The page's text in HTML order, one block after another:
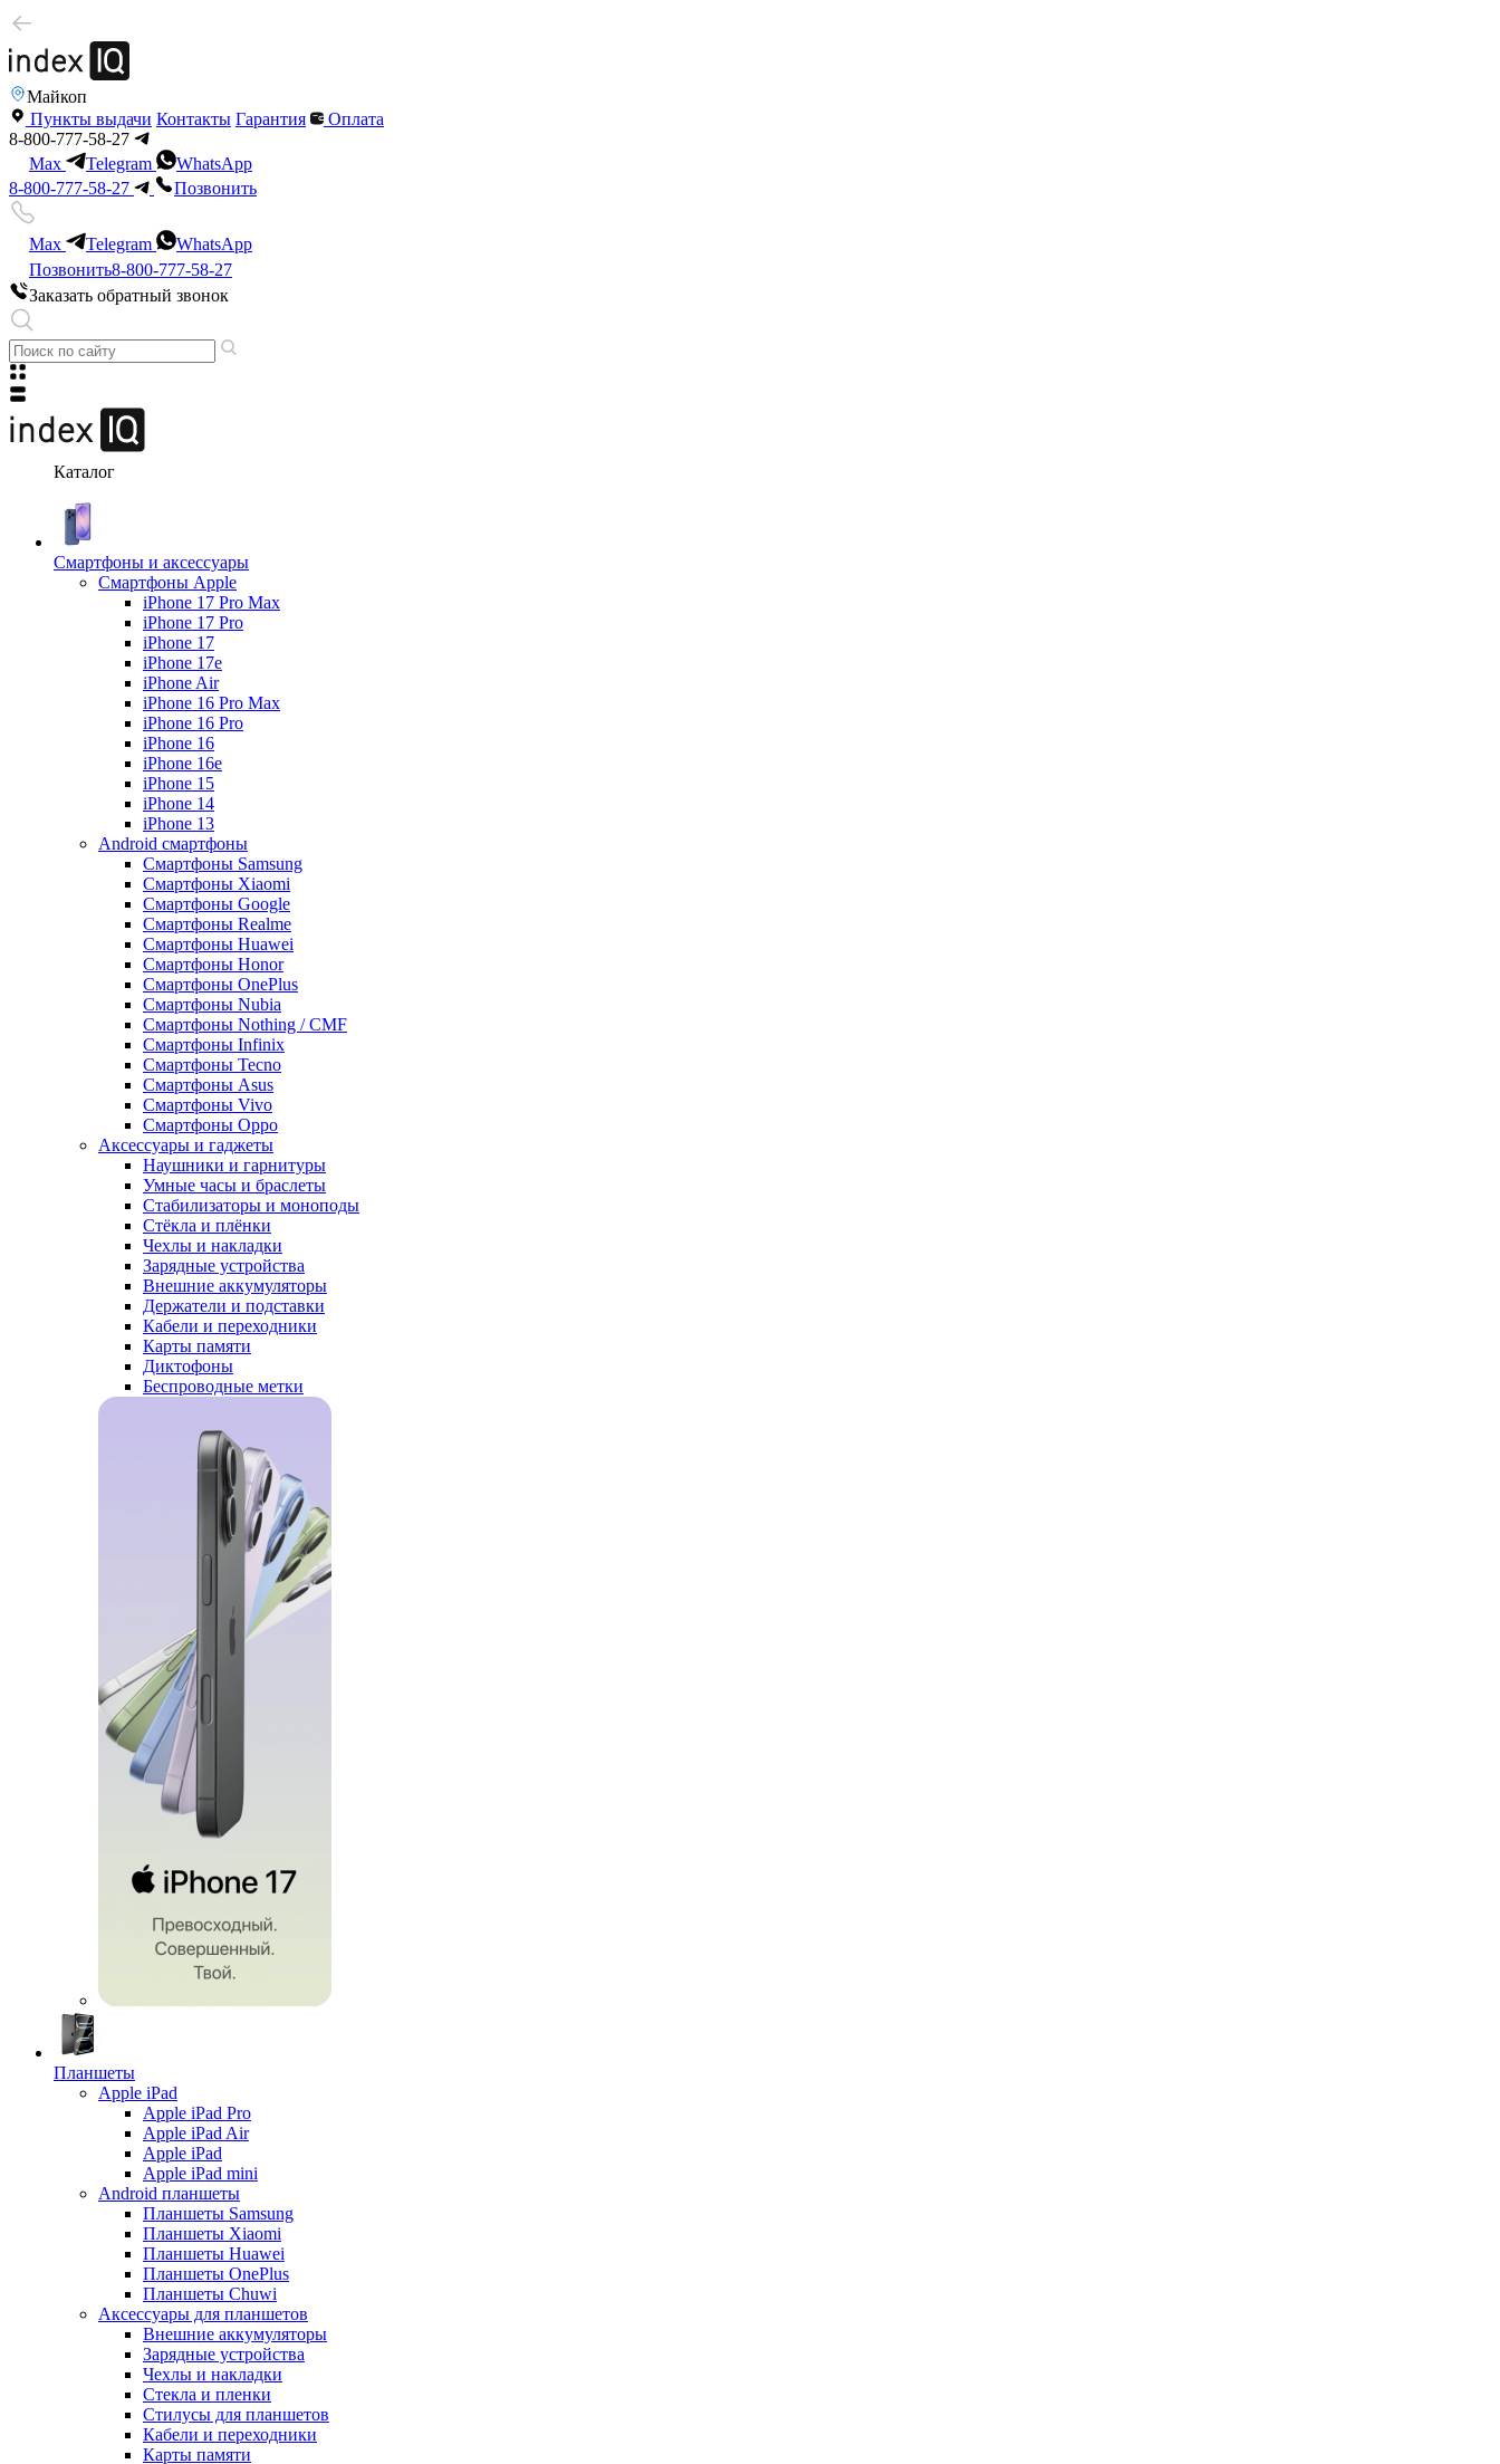
Майкоп
Пункты выдачи Контакты Гарантия
Оплата
8-800-777-58-27
Max
Telegram
WhatsApp
8-800-777-58-27
Позвонить
Max Telegram
WhatsApp
Позвонить8-800-777-58-27
Заказать обратный звонок
Каталог
Смартфоны и аксессуары
Смартфоны Apple
iPhone 17 Pro Max
iPhone 17 Pro
iPhone 17
iPhone 17e
iPhone Air
iPhone 16 Pro Max
iPhone 16 Pro
iPhone 16
iPhone 16e
iPhone 15
iPhone 14
iPhone 13
Android cмартфоны
Смартфоны Samsung
Смартфоны Xiaomi
Смартфоны Google
Смартфоны Realme
Смартфоны Huawei
Смартфоны Honor
Смартфоны OnePlus
Смартфоны Nubia
Смартфоны Nothing / CMF
Смартфоны Infinix
Смартфоны Tecno
Смартфоны Asus
Смартфоны Vivo
Смартфоны Oppo
Аксессуары и гаджеты
Наушники и гарнитуры
Умные часы и браслеты
Стабилизаторы и моноподы
Стёкла и плёнки
Чехлы и накладки
Зарядные устройства
Внешние аккумуляторы
Держатели и подставки
Кабели и переходники
Карты памяти
Диктофоны
Беспроводные метки
Планшеты
Apple iPad
Apple iPad Pro
Apple iPad Air
Apple iPad
Apple iPad mini
Android планшеты
Планшеты Samsung
Планшеты Xiaomi
Планшеты Huawei
Планшеты OnePlus
Планшеты Chuwi
Аксессуары для планшетов
Внешние аккумуляторы
Зарядные устройства
Чехлы и накладки
Стекла и пленки
Стилусы для планшетов
Кабели и переходники
Карты памяти